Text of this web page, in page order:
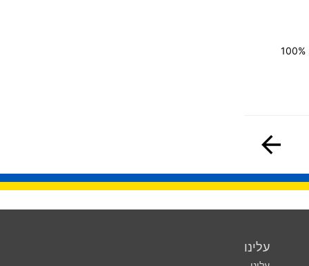
מיקוח, החלפה (טרייד אין) אפשרית, נקנה את רכבך במחירון (מכירון), בתמורה לחדש יותר. 100%
עלינו